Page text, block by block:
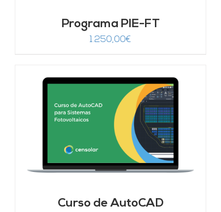
Programa PIE-FT
1.250,00€
Curso de AutoCAD